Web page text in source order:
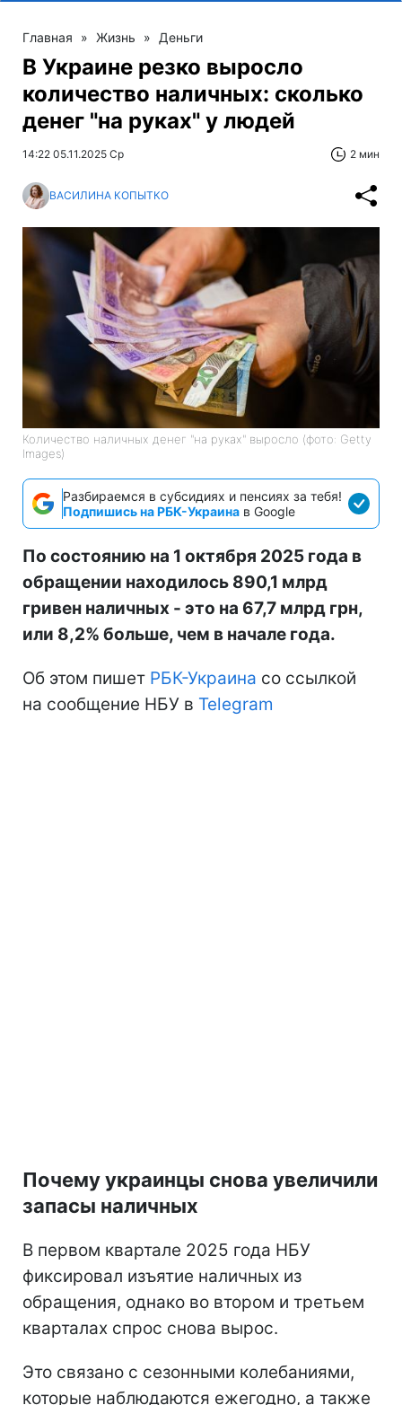
Главная » Жизнь » Деньги
В Украине резко выросло
количество наличных: сколько
денег "на руках" у людей
14:22 05.11.2025 Ср 2 мин
ВАСИЛИНА КОПЫТКО
Количество наличных денег "на руках" выросло (фото: Getty
Images)
Разбираемся в субсидиях и пенсиях за тебя!
Подпишись на РБК-Украина в Google
По состоянию на 1 октября 2025 года в
обращении находилось 890,1 млрд
гривен наличных - это на 67,7 млрд грн,
или 8,2% больше, чем в начале года.
Об этом пишет РБК-Украина со ссылкой
на сообщение НБУ в Telegram
Почему украинцы снова увеличили
запасы наличных
В первом квартале 2025 года НБУ
фиксировал изъятие наличных из
обращения, однако во втором и третьем
кварталах спрос снова вырос.
Это связано с сезонными колебаниями,
которые наблюдаются ежегодно, а также